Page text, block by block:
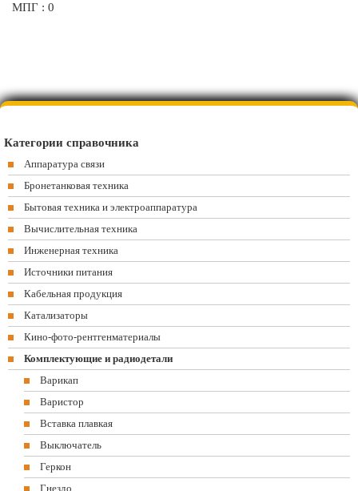
МПГ : 0
Категории справочника
Аппаратура связи
Бронетанковая техника
Бытовая техника и электроаппаратура
Вычислительная техника
Инженерная техника
Источники питания
Кабельная продукция
Катализаторы
Кино-фото-рентгенматериалы
Комплектующие и радиодетали
Варикап
Варистор
Вставка плавкая
Выключатель
Геркон
Гнездо